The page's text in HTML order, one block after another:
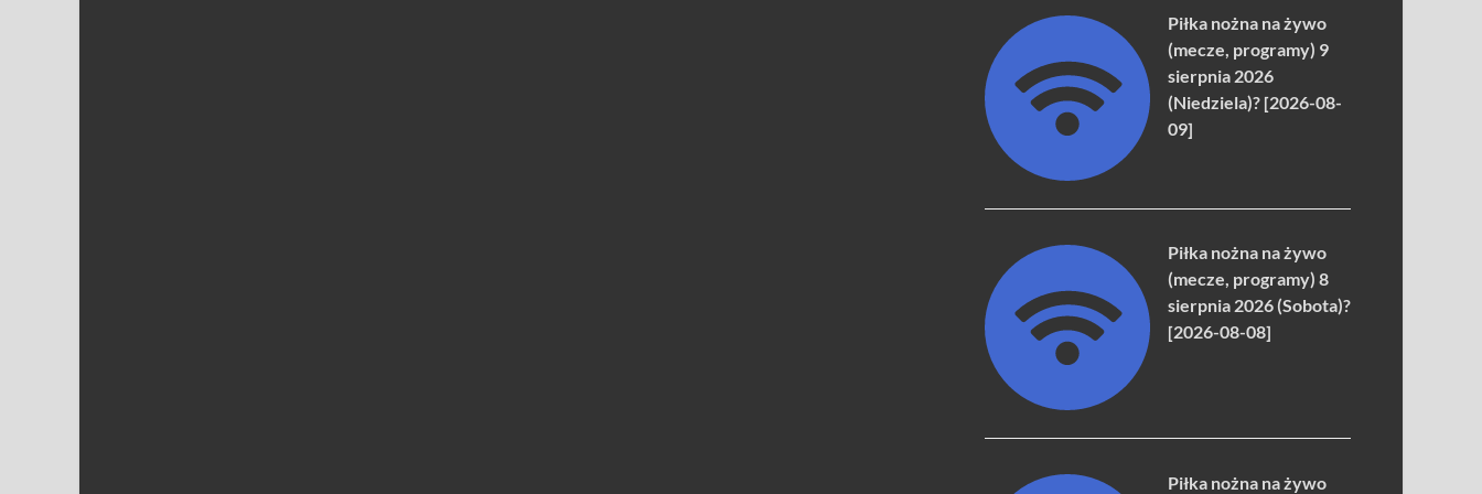
Piłka nożna na żywo
(mecze, programy) 9
sierpnia 2026
(Niedziela)? [2026-08-
09]
Piłka nożna na żywo
(mecze, programy) 8
sierpnia 2026 (Sobota)?
[2026-08-08]
Piłka nożna na żywo